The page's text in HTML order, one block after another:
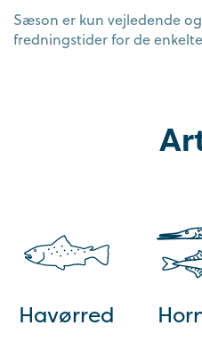
Sæson er kun vejledende
fredningstider for de
Havørred